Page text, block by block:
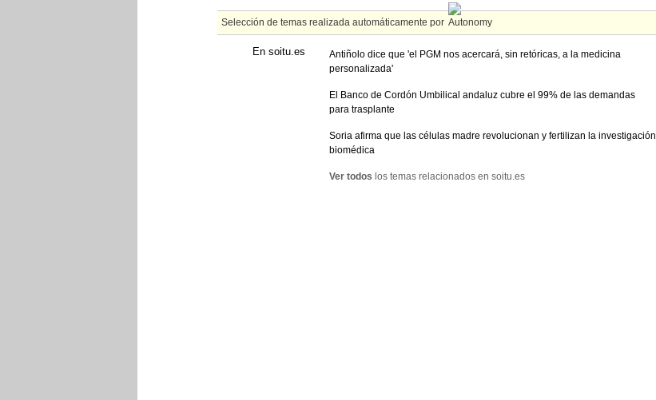
Selección de temas realizada automáticamente por
En soitu.es
Antiñolo dice que 'el PGM nos acercará, sin retóricas, a la medicina
personalizada'
El Banco de Cordón Umbilical andaluz cubre el 99% de las demandas
para trasplante
Soria afirma que las células madre revolucionan y fertilizan la investigación
biomédica
Ver todos los temas relacionados en soitu.es